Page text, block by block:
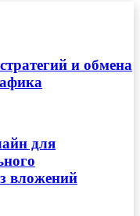
и обмена
для
вложений